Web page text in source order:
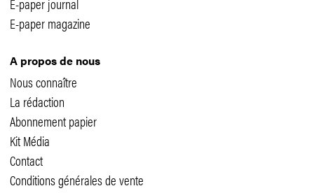
E-paper magazine
A propos de nous
Nous connaître
La rédaction
Abonnement papier
Kit Média
Contact
Conditions générales de vente